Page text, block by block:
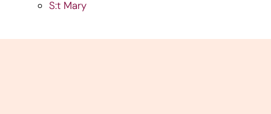
S:t Mary